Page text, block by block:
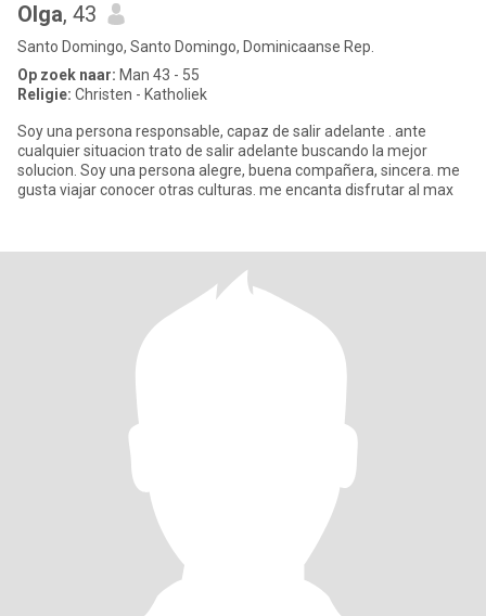
Olga, 43
Santo Domingo, Santo Domingo, Dominicaanse Rep.
Op zoek naar: Man 43 - 55
Religie: Christen - Katholiek
Soy una persona responsable, capaz de salir adelante . ante
cualquier situacion trato de salir adelante buscando la mejor
solucion. Soy una persona alegre, buena compañera, sincera. me
gusta viajar conocer otras culturas. me encanta disfrutar al max